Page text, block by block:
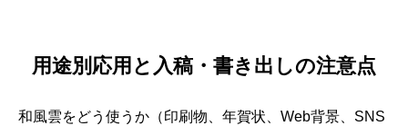
用途別応用と入稿・書き出しの注意点
和風雲をどう使うか（印刷物、年賀状、Web背景、SNS